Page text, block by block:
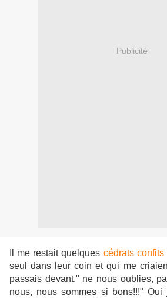
Publicité
Il me restait quelques cédrats confits
seul dans leur coin et qui me
passais devant," ne nous oublies,
nous, nous sommes si bons!!!"